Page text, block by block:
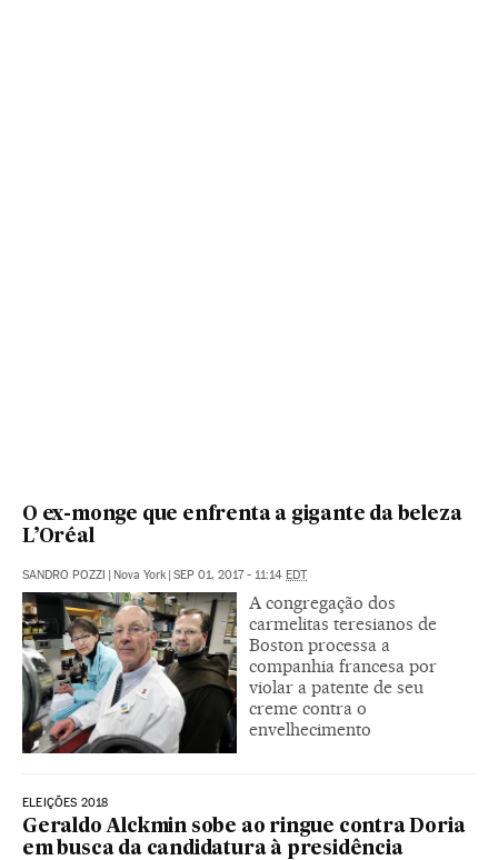
O ex-monge que enfrenta a gigante da beleza
L’Oréal
SANDRO POZZI | Nova York | SEP 01, 2017 - 11:14 EDT
A congregação dos
carmelitas teresianos de
Boston processa a
companhia francesa por
violar a patente de seu
creme contra o
envelhecimento
ELEIÇÕES 2018
Geraldo Alckmin sobe ao ringue contra Doria
em busca da candidatura à presidência